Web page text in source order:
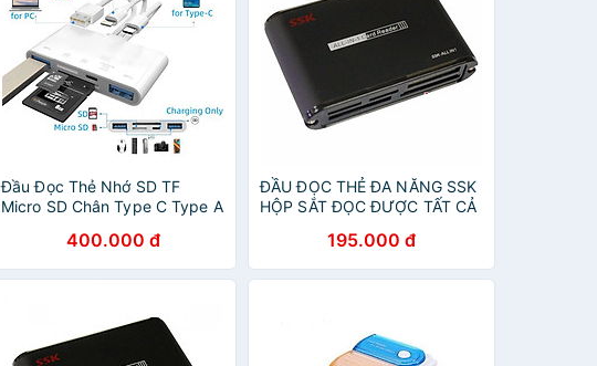
Đầu Đọc Thẻ Nhớ SD TF
Micro SD Chân Type C Type A
iPad, Điện Thoại Android, Máy
Tính, PC, Laptop, Máy Ảnh –
Hàng Nhập Khẩu
400.000 đ
ĐẦU ĐỌC THẺ ĐA NĂNG SSK
HỘP SẮT ĐỌC ĐƯỢC TẤT CẢ
195.000 đ